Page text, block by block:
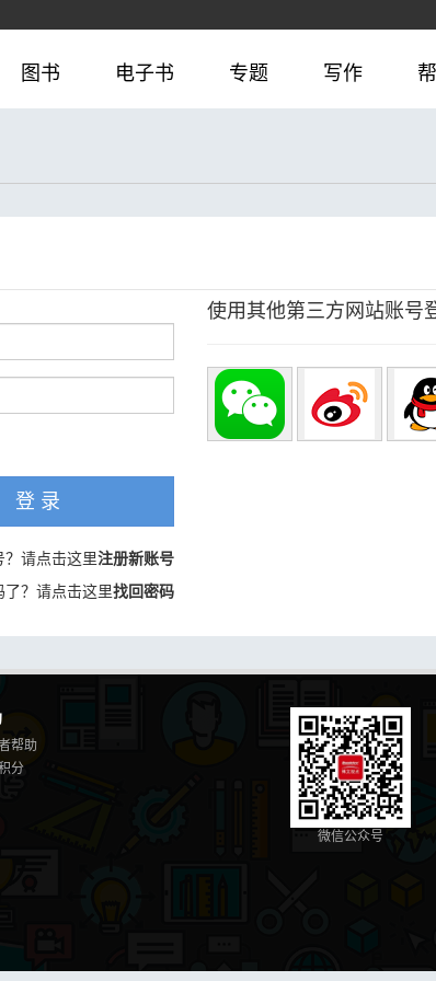
图书 电子书 专题 写作
登 录
？请点击这里注册新账号
了？请点击这里找回密码
使用其他第三方网站账号
帮助
分
微信公众号